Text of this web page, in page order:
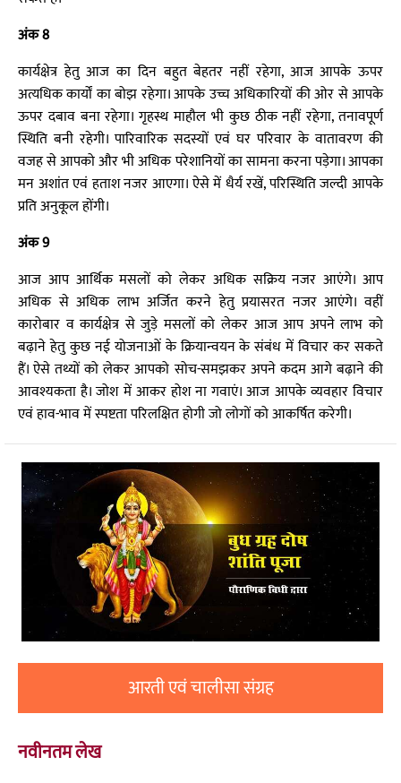
अंक 8
कार्यक्षेत्र हेतु आज का दिन बहुत बेहतर नहीं रहेगा, आज आपके ऊपर
अत्यधिक कार्यों का बोझ रहेगा। आपके उच्च अधिकारियों की ओर से आपके
ऊपर दबाव बना रहेगा। गृहस्थ माहौल भी कुछ ठीक नहीं रहेगा, तनावपूर्ण
स्थिति बनी रहेगी। पारिवारिक सदस्यों एवं घर परिवार के वातावरण की
वजह से आपको और भी अधिक परेशानियों का सामना करना पड़ेगा। आपका
मन अशांत एवं हताश नजर आएगा। ऐसे में धैर्य रखें, परिस्थिति जल्दी आपके
प्रति अनुकूल होंगी।
अंक 9
आज आप आर्थिक मसलों को लेकर अधिक सक्रिय नजर आएंगे। आप
अधिक से अधिक लाभ अर्जित करने हेतु प्रयासरत नजर आएंगे। वहीं
कारोबार व कार्यक्षेत्र से जुड़े मसलों को लेकर आज आप अपने लाभ को
बढ़ाने हेतु कुछ नई योजनाओं के क्रियान्वयन के संबंध में विचार कर सकते
हैं। ऐसे तथ्यों को लेकर आपको सोच-समझकर अपने कदम आगे बढ़ाने की
आवश्यकता है। जोश में आकर होश ना गवाएं। आज आपके व्यवहार विचार
एवं हाव-भाव में स्पष्टता परिलक्षित होगी जो लोगों को आकर्षित करेगी।
आरती एवं चालीसा संग्रह
नवीनतम लेख